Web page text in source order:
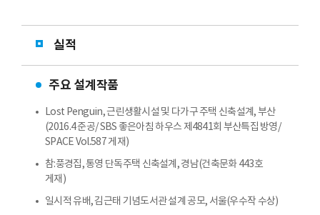
실적
주요 설계작품
Lost Penguin, 근린생활시설 및 다가구 주택 신축설계, 부산
(2016.4 준공/ SBS 좋은아침 하우스 제4841회 부산특집 방영/
SPACE Vol.587 게재)
참:풍경집, 통영 단독주택 신축설계, 경남(건축문화 443호
게재)
일시적 유배, 김근태 기념도서관 설계 공모, 서울(우수작 수상)